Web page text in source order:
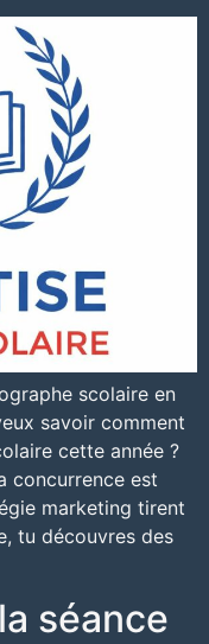
scolaire en
savoir comment
cette année ?
concurrence est
marketing tirent
tu découvres des
séance